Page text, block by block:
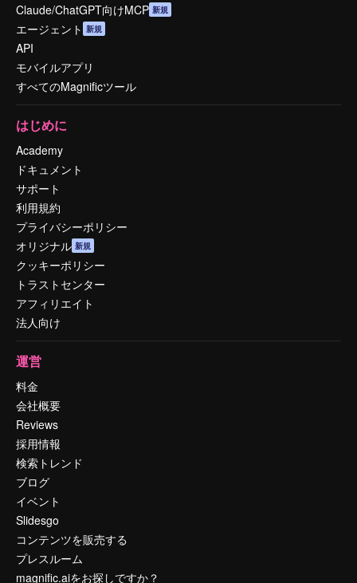
Claude/ChatGPT向けMCP 新規
エージェント 新規
API
モバイルアプリ
すべてのMagnificツール
はじめに
Academy
ドキュメント
サポート
利用規約
プライバシーポリシー
オリジナル 新規
クッキーポリシー
トラストセンター
アフィリエイト
法人向け
運営
料金
会社概要
Reviews
採用情報
検索トレンド
ブログ
イベント
Slidesgo
コンテンツを販売する
プレスルーム
magnific.aiをお探しですか？